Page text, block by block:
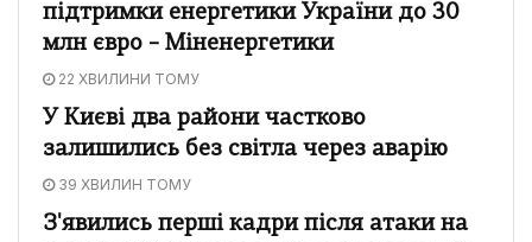
підтримки енергетики України до 30
млн євро – Міненергетики
22 ХВИЛИНИ ТОМУ
У Києві два райони частково
залишились без світла через аварію
39 ХВИЛИН ТОМУ
З'явились перші кадри після атаки на